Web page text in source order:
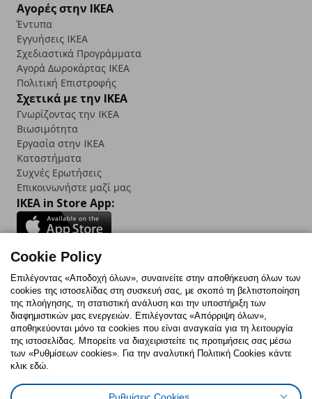
Αγορές στην IKEA
Έντυπα
Εγγυήσεις IKEA
Σχεδιαστικά Προγράμματα
Αγορά Δωρoκάρτας IKEA
Πολιτική Επιστροφής
Σχετικά με την IKEA
Γνωρίζοντας την IKEA
Βιωσιμότητα
Εργασία στην IKEA
Καταστήματα
Συχνές Ερωτήσεις
Επικοινωνήστε μαζί μας
IKEA in Store App:
Follow us:
FacebookInstagram
TikTokYoutubePinterestTwitter
Πολιτική CookiesΔήλωση ψηφιακής προσβασιμότητας
Cookie Policy
Επιλέγοντας «Αποδοχή όλων», συναινείτε στην αποθήκευση όλων των
cookies της ιστοσελίδας στη συσκευή σας, με σκοπό τη βελτιστοποίηση
της πλοήγησης, τη στατιστική ανάλυση και την υποστήριξη των
διαφημιστικών μας ενεργειών. Επιλέγοντας «Απόρριψη όλων»,
αποθηκεύονται μόνο τα cookies που είναι αναγκαία για τη λειτουργία
της ιστοσελίδας. Μπορείτε να διαχειριστείτε τις προτιμήσεις σας μέσω
των «Ρυθμίσεων cookies». Για την αναλυτική Πολιτική Cookies κάντε
κλικ εδώ.